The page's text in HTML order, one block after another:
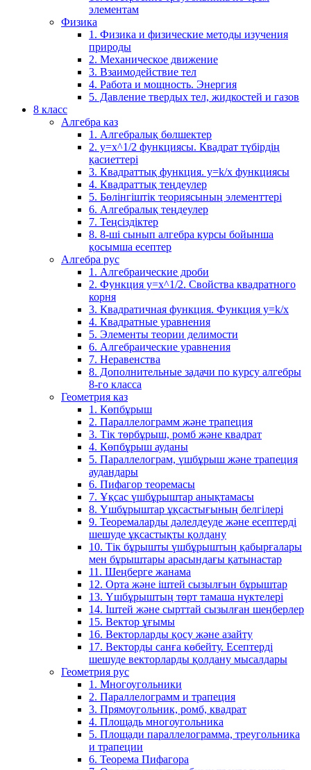
элементам
Физика
1. Физика и физические методы изучения
природы
2. Механическое движение
3. Взаимодействие тел
4. Работа и мощность. Энергия
5. Давление твердых тел, жидкостей и газов
8 класс
Алгебра каз
1. Алгебралық бөлшектер
2. у=х^1/2 функциясы. Квадрат түбірдің
қасиеттері
3. Квадраттық функция. у=k/x функциясы
4. Квадраттық теңдеулер
5. Бөлінгіштік теориясының элементтері
6. Алгебралық теңдеулер
7. Теңсіздіктер
8. 8-ші сынып алгебра курсы бойынша
қосымша есептер
Алгебра рус
1. Алгебраические дроби
2. Функция y=x^1/2. Свойства квадратного
корня
3. Квадратичная функция. Функция у=k/x
4. Квадратные уравнения
5. Элементы теории делимости
6. Алгебраические уравнения
7. Неравенства
8. Дополнительные задачи по курсу алгебры
8-го класса
Геометрия каз
1. Көпбұрыш
2. Параллелограмм және трапеция
3. Тік төрбұрыш, ромб және квадрат
4. Көпбұрыш ауданы
5. Параллелограм, үшбұрыш және трапеция
аудандары
6. Пифагор теоремасы
7. Ұқсас үшбұрыштар анықтамасы
8. Үшбұрыштар ұқсастығының белгілері
9. Теоремаларды дәлелдеуде және есептерді
шешуде ұқсастықты қолдану
10. Тік бұрышты үшбұрыштың қабырғалары
мен бұрыштары арасындағы қатынастар
11. Шеңберге жанама
12. Орта және іштей сызылғын бұрыштар
13. Үшбұрыштың төрт тамаша нүктелері
14. Іштей және сырттай сызылған шеңберлер
15. Вектор ұғымы
16. Векторларды қосу және азайту
17. Векторды санға көбейту. Есептерді
шешуде векторларды қолдану мысалдары
Геометрия рус
1. Многоугольники
2. Параллелограмм и трапеция
3. Прямоугольник, ромб, квадрат
4. Площадь многоугольника
5. Площади параллелограмма, треугольника
и трапеции
6. Теорема Пифагора